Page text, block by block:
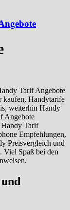
Tarif Angebote
kaufen, Handytarife
weiterhin Handy
Angebote
Tarif
Empfehlungen,
Preisvergleich und
Viel Spaß bei den